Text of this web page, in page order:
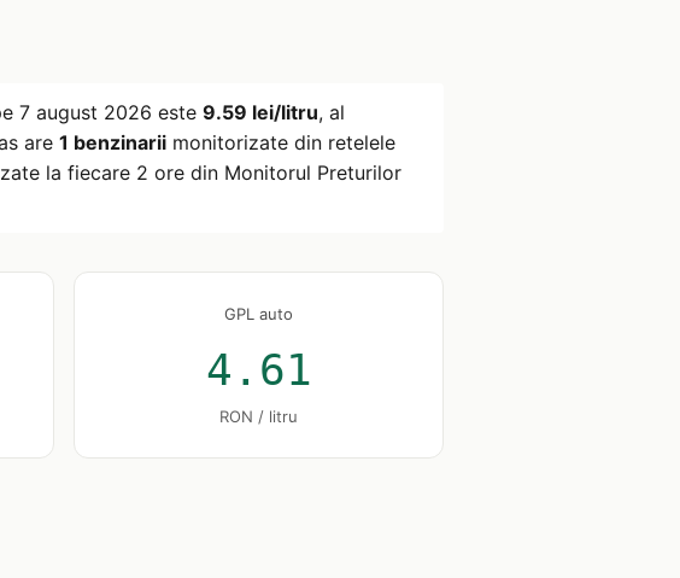
7 august 2026 este 9.59 lei/litru, al
are 1 benzinarii monitorizate din retelele
la fiecare 2 ore din Monitorul Preturilor
GPL auto
4.61
RON / litru